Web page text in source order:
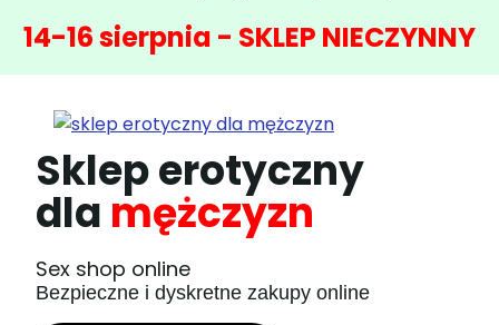
14-16 sierpnia - SKLEP NIECZYNNY
Sklep erotyczny
dla mężczyzn
Sex shop online
Bezpieczne i dyskretne zakupy online